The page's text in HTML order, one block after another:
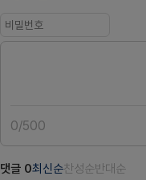
0/500
댓글 0최신순찬성순반대순